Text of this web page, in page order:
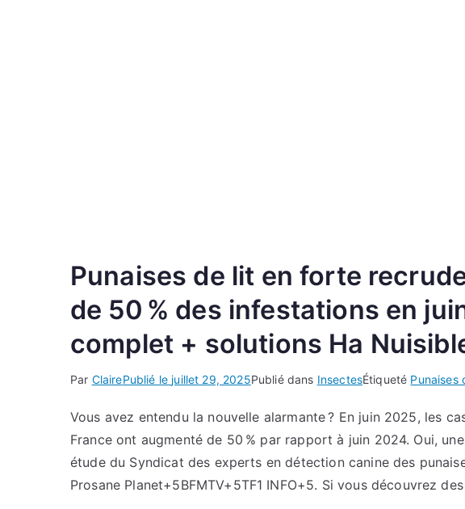
Punaises de lit en forte
de 50 % des infestations en
complet + solutions Ha
Par ClairePublié le juillet 29, 2025Publié dans InsectesÉtiqueté Punaises
Vous avez entendu la nouvelle alarmante ? En juin 2025, les
France ont augmenté de 50 % par rapport à juin 2024. Oui,
étude du Syndicat des experts en détection canine des
Prosane Planet+5BFMTV+5TF1 INFO+5. Si vous découvrez